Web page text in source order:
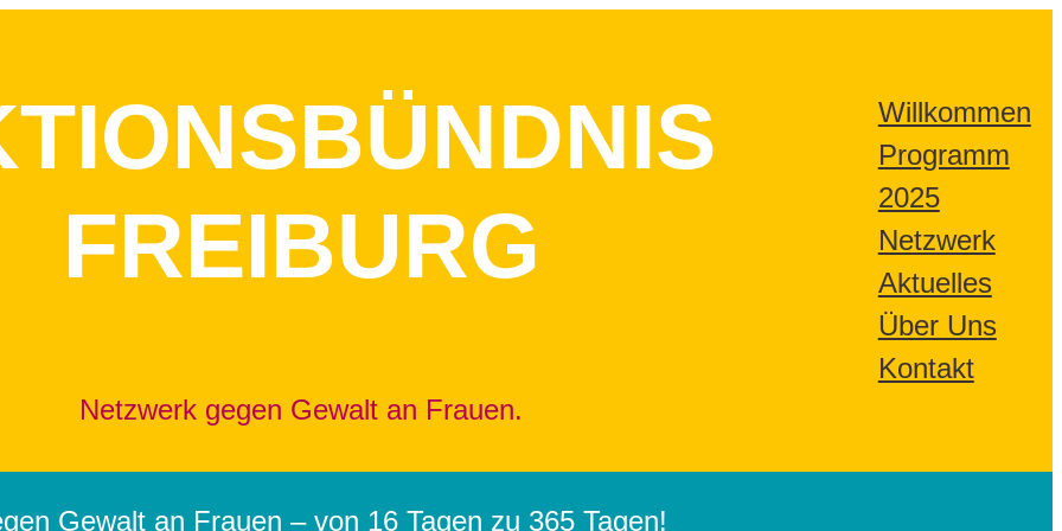
FREIBURG
Netzwerk gegen Gewalt an Frauen.
Willkommen
Programm
2025
Netzwerk
Aktuelles
Über Uns
Kontakt
Gewalt an Frauen – von 16 Tagen zu 365 Tagen!